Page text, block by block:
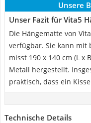
Unsere
Unser Fazit für Vita5
Die Hängematte von
verfügbar. Sie kann mit
misst 190 x 140 cm (L x
Metall hergestellt.
praktisch, dass ein
Technische Details